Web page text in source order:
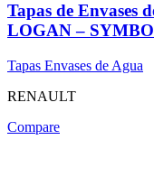
Tapas de Envases
LOGAN –
Tapas Envases de Agua
RENAULT
Compare